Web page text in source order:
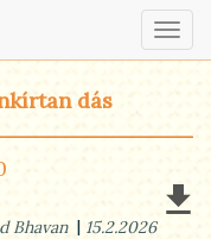
dás
Bhavan 15.2.2026